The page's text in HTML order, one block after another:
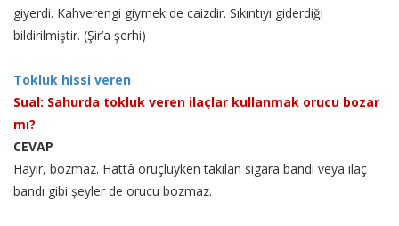
giyerdi. Kahverengi giymek de caizdir. Sıkıntıyı giderdiği
bildirilmiştir. (Şir’a şerhi)
Tokluk hissi veren
Sual: Sahurda tokluk veren ilaçlar kullanmak orucu bozar
mı?
CEVAP
Hayır, bozmaz. Hattâ oruçluyken takılan sigara bandı veya ilaç
bandı gibi şeyler de orucu bozmaz.